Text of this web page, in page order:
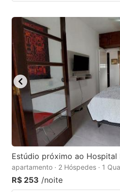
Estúdio próximo ao Hospital
apartamento · 2 Hóspedes · 1
R$ 253 /noite